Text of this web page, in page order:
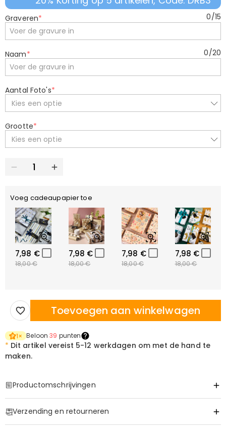
Graveren* 0/15
Naam* 0/20
Aantal Foto's*
Kies een optie
Grootte*
Kies een optie
Voeg cadeaupapier toe
7,98 €
18,00 €
7,98 €
18,00 €
7,98 €
18,00 €
7,98 €
18,00 €
Toevoegen aan winkelwagen
1× Beloon39 punten
* Dit artikel vereist 5-12 werkdagen om met de hand te
maken.
Productomschrijvingen
Verzending en retourneren